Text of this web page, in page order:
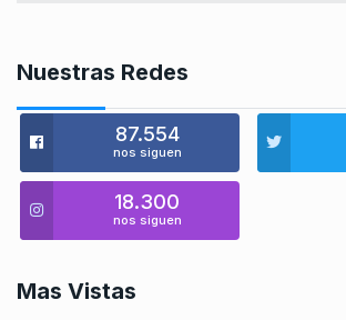
Nuestras Redes
87.554
nos siguen
18.300
nos siguen
Mas Vistas